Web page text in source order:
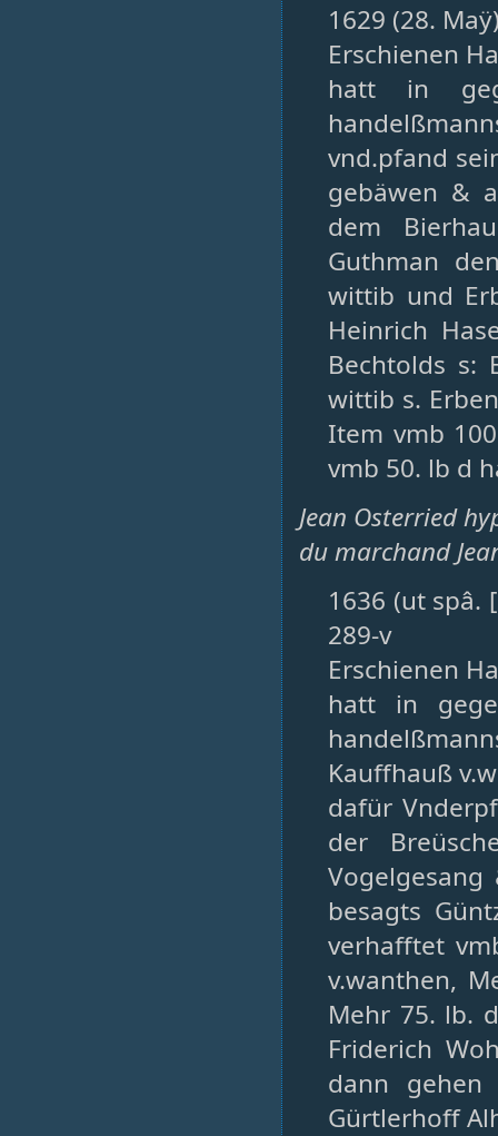
1629 (28.
Erschienen
hatt in
vnd.pfand
gebäwen &
dem
Guthman
wittib und
Heinrich
Bechtolds s:
wittib s.
Item vmb
vmb 50. lb d
Jean Osterried
du marchand
1636 (ut spâ.
289-v
Erschienen
hatt in
Kauffhauß
dafür
der
besagts
verhafftet
v.wanthen,
Mehr 75. lb.
Friderich
dann
Gürtlerhoff